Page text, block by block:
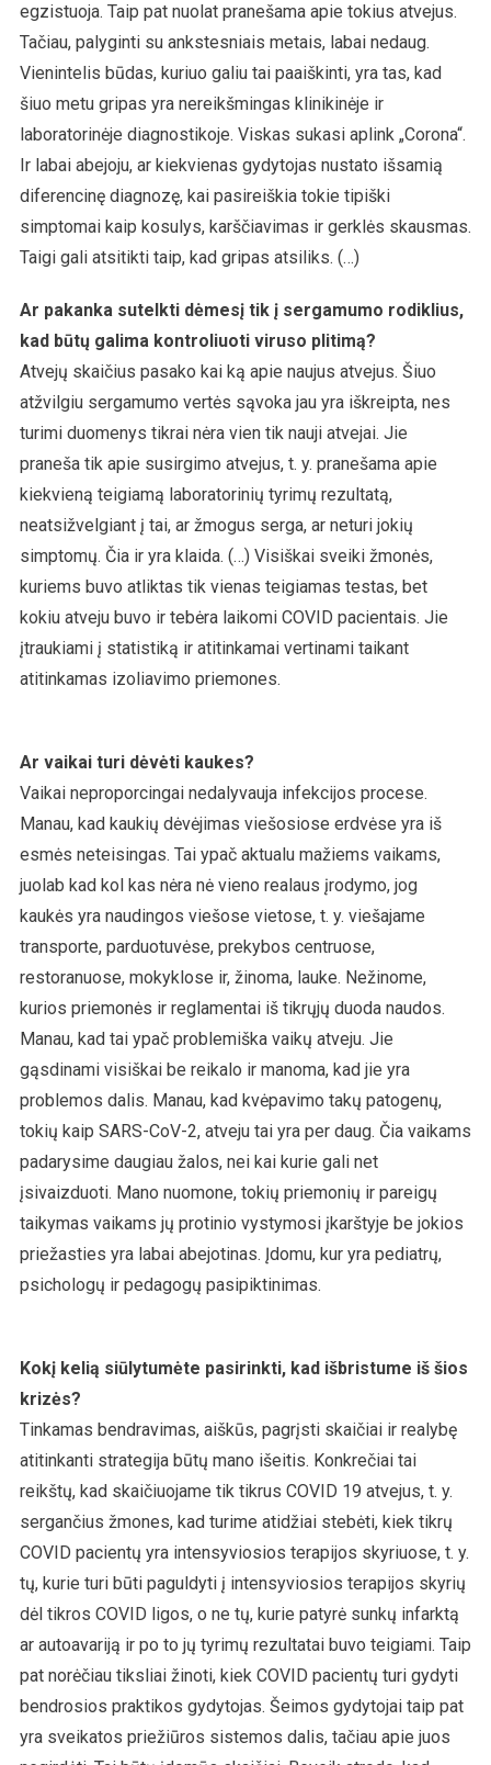
egzistuoja. Taip pat nuolat pranešama apie tokius atvejus.
Tačiau, palyginti su ankstesniais metais, labai nedaug.
Vienintelis būdas, kuriuo galiu tai paaiškinti, yra tas, kad
šiuo metu gripas yra nereikšmingas klinikinėje ir
laboratorinėje diagnostikoje. Viskas sukasi aplink „Corona“.
Ir labai abejoju, ar kiekvienas gydytojas nustato išsamią
diferencinę diagnozę, kai pasireiškia tokie tipiški
simptomai kaip kosulys, karščiavimas ir gerklės skausmas.
Taigi gali atsitikti taip, kad gripas atsiliks. (…)
Ar pakanka sutelkti dėmesį tik į sergamumo rodiklius,
kad būtų galima kontroliuoti viruso plitimą?
Atvejų skaičius pasako kai ką apie naujus atvejus. Šiuo
atžvilgiu sergamumo vertės sąvoka jau yra iškreipta, nes
turimi duomenys tikrai nėra vien tik nauji atvejai. Jie
praneša tik apie susirgimo atvejus, t. y. pranešama apie
kiekvieną teigiamą laboratorinių tyrimų rezultatą,
neatsižvelgiant į tai, ar žmogus serga, ar neturi jokių
simptomų. Čia ir yra klaida. (…) Visiškai sveiki žmonės,
kuriems buvo atliktas tik vienas teigiamas testas, bet
kokiu atveju buvo ir tebėra laikomi COVID pacientais. Jie
įtraukiami į statistiką ir atitinkamai vertinami taikant
atitinkamas izoliavimo priemones.
Ar vaikai turi dėvėti kaukes?
Vaikai neproporcingai nedalyvauja infekcijos procese.
Manau, kad kaukių dėvėjimas viešosiose erdvėse yra iš
esmės neteisingas. Tai ypač aktualu mažiems vaikams,
juolab kad kol kas nėra nė vieno realaus įrodymo, jog
kaukės yra naudingos viešose vietose, t. y. viešajame
transporte, parduotuvėse, prekybos centruose,
restoranuose, mokyklose ir, žinoma, lauke. Nežinome,
kurios priemonės ir reglamentai iš tikrųjų duoda naudos.
Manau, kad tai ypač problemiška vaikų atveju. Jie
gąsdinami visiškai be reikalo ir manoma, kad jie yra
problemos dalis. Manau, kad kvėpavimo takų patogenų,
tokių kaip SARS-CoV-2, atveju tai yra per daug. Čia vaikams
padarysime daugiau žalos, nei kai kurie gali net
įsivaizduoti. Mano nuomone, tokių priemonių ir pareigų
taikymas vaikams jų protinio vystymosi įkarštyje be jokios
priežasties yra labai abejotinas. Įdomu, kur yra pediatrų,
psichologų ir pedagogų pasipiktinimas.
Kokį kelią siūlytumėte pasirinkti, kad išbristume iš šios
krizės?
Tinkamas bendravimas, aiškūs, pagrįsti skaičiai ir realybę
atitinkanti strategija būtų mano išeitis. Konkrečiai tai
reikštų, kad skaičiuojame tik tikrus COVID 19 atvejus, t. y.
sergančius žmones, kad turime atidžiai stebėti, kiek tikrų
COVID pacientų yra intensyviosios terapijos skyriuose, t. y.
tų, kurie turi būti paguldyti į intensyviosios terapijos skyrių
dėl tikros COVID ligos, o ne tų, kurie patyrė sunkų infarktą
ar autoavariją ir po to jų tyrimų rezultatai buvo teigiami. Taip
pat norėčiau tiksliai žinoti, kiek COVID pacientų turi gydyti
bendrosios praktikos gydytojas. Šeimos gydytojai taip pat
yra sveikatos priežiūros sistemos dalis, tačiau apie juos